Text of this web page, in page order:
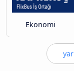
Ekonomi